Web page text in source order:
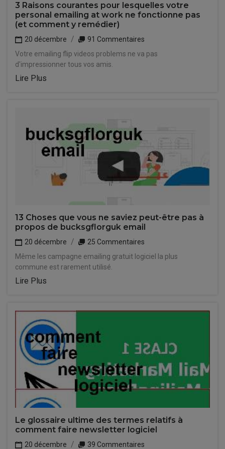
3 Raisons courantes pour lesquelles votre
personal emailing at work ne fonctionne pas
(et comment y remédier)
20 décembre
91 Commentaires
Votre emailing flip videos problems ne va pas
d'impressionner tous vos amis.
Lire Plus
13 Choses que vous ne saviez peut-être pas à
propos de bucksgflorguk email
20 décembre
25 Commentaires
Même les campagne emailing gratuit logiciel la plus
commune est rarement utilisé.
Lire Plus
Le glossaire ultime des termes relatifs à
comment faire newsletter logiciel
20 décembre
39 Commentaires